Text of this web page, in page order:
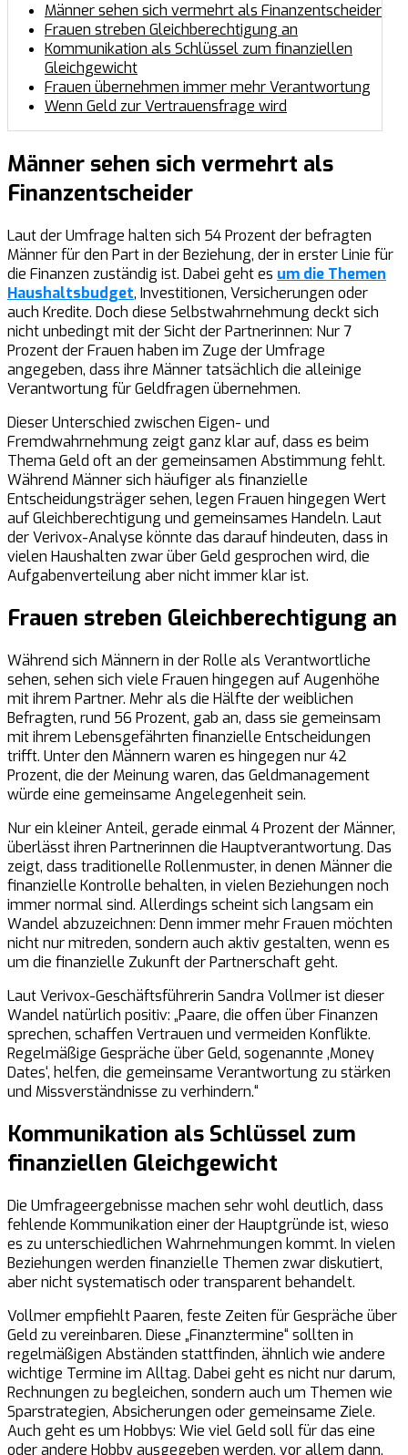
Männer sehen sich vermehrt als Finanzentscheider
Frauen streben Gleichberechtigung an
Kommunikation als Schlüssel zum finanziellen
Gleichgewicht
Frauen übernehmen immer mehr Verantwortung
Wenn Geld zur Vertrauensfrage wird
Männer sehen sich vermehrt als
Finanzentscheider
Laut der Umfrage halten sich 54 Prozent der befragten
Männer für den Part in der Beziehung, der in erster Linie für
die Finanzen zuständig ist. Dabei geht es um die Themen
Haushaltsbudget, Investitionen, Versicherungen oder
auch Kredite. Doch diese Selbstwahrnehmung deckt sich
nicht unbedingt mit der Sicht der Partnerinnen: Nur 7
Prozent der Frauen haben im Zuge der Umfrage
angegeben, dass ihre Männer tatsächlich die alleinige
Verantwortung für Geldfragen übernehmen.
Dieser Unterschied zwischen Eigen- und
Fremdwahrnehmung zeigt ganz klar auf, dass es beim
Thema Geld oft an der gemeinsamen Abstimmung fehlt.
Während Männer sich häufiger als finanzielle
Entscheidungsträger sehen, legen Frauen hingegen Wert
auf Gleichberechtigung und gemeinsames Handeln. Laut
der Verivox-Analyse könnte das darauf hindeuten, dass in
vielen Haushalten zwar über Geld gesprochen wird, die
Aufgabenverteilung aber nicht immer klar ist.
Frauen streben Gleichberechtigung an
Während sich Männern in der Rolle als Verantwortliche
sehen, sehen sich viele Frauen hingegen auf Augenhöhe
mit ihrem Partner. Mehr als die Hälfte der weiblichen
Befragten, rund 56 Prozent, gab an, dass sie gemeinsam
mit ihrem Lebensgefährten finanzielle Entscheidungen
trifft. Unter den Männern waren es hingegen nur 42
Prozent, die der Meinung waren, das Geldmanagement
würde eine gemeinsame Angelegenheit sein.
Nur ein kleiner Anteil, gerade einmal 4 Prozent der Männer,
überlässt ihren Partnerinnen die Hauptverantwortung. Das
zeigt, dass traditionelle Rollenmuster, in denen Männer die
finanzielle Kontrolle behalten, in vielen Beziehungen noch
immer normal sind. Allerdings scheint sich langsam ein
Wandel abzuzeichnen: Denn immer mehr Frauen möchten
nicht nur mitreden, sondern auch aktiv gestalten, wenn es
um die finanzielle Zukunft der Partnerschaft geht.
Laut Verivox-Geschäftsführerin Sandra Vollmer ist dieser
Wandel natürlich positiv: „Paare, die offen über Finanzen
sprechen, schaffen Vertrauen und vermeiden Konflikte.
Regelmäßige Gespräche über Geld, sogenannte ‚Money
Dates‘, helfen, die gemeinsame Verantwortung zu stärken
und Missverständnisse zu verhindern.“
Kommunikation als Schlüssel zum
finanziellen Gleichgewicht
Die Umfrageergebnisse machen sehr wohl deutlich, dass
fehlende Kommunikation einer der Hauptgründe ist, wieso
es zu unterschiedlichen Wahrnehmungen kommt. In vielen
Beziehungen werden finanzielle Themen zwar diskutiert,
aber nicht systematisch oder transparent behandelt.
Vollmer empfiehlt Paaren, feste Zeiten für Gespräche über
Geld zu vereinbaren. Diese „Finanztermine“ sollten in
regelmäßigen Abständen stattfinden, ähnlich wie andere
wichtige Termine im Alltag. Dabei geht es nicht nur darum,
Rechnungen zu begleichen, sondern auch um Themen wie
Sparstrategien, Absicherungen oder gemeinsame Ziele.
Auch geht es um Hobbys: Wie viel Geld soll für das eine
oder andere Hobby ausgegeben werden, vor allem dann,